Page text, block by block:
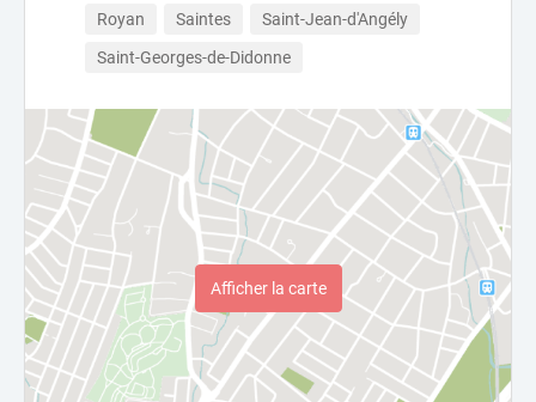
Royan Saintes
Saint-Jean-d'Angély
Saint-Georges-de-Didonne
Afficher la carte